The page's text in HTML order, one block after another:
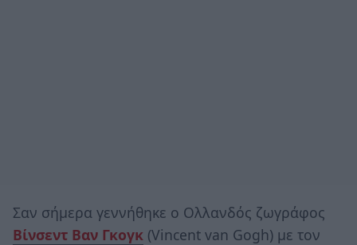
Σαν σήμερα γεννήθηκε ο Ολλανδός ζωγράφος
Βίνσεντ Βαν Γκογκ (Vincent van Gogh) με τον